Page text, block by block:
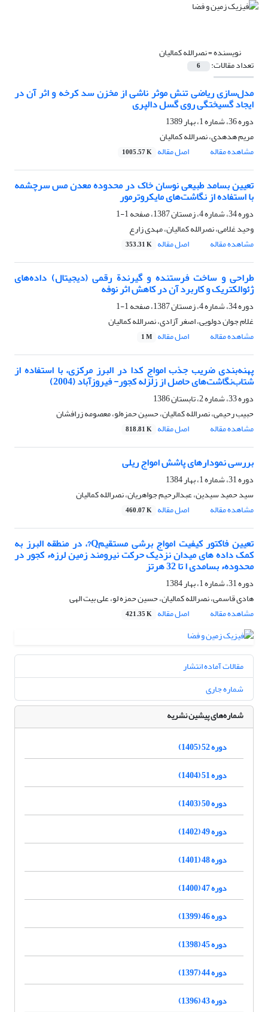
نویسنده =نصرالله کمالیان
تعداد مقالات: 6
مدل‌سازی ریاضی تنش موثر ناشی از مخزن سد کرخه و اثر آن در
ایجاد گسیختگی روی گسل دالپری
دوره 36، شماره 1، بهار 1389
مریم هدهدی، نصرالله کمالیان
مشاهده مقاله
اصل مقاله 1005.57 K
تعیین بسامد طبیعی نوسان خاک در محدوده معدن مس سرچشمه
با استفاده از نگاشت‌های مایکروترمور
دوره 34، شماره 4، زمستان 1387، صفحه
1-1
وحید غلامی، نصرالله کمالیان، مهدی زارع
مشاهده مقاله
اصل مقاله 353.31 K
طراحی و ساخت فرستنده و گیرندة رقمی (دیجیتال) داده‌های
ژئوالکتریک و کاربرد آن در کاهش اثر نوفه
دوره 34، شماره 4، زمستان 1387، صفحه
1-1
غلام جوان دولویی، اصغر آزادی، نصرالله کمالیان
مشاهده مقاله
اصل مقاله 1 M
پهنه‌بندی ضریب جذب امواج کدا در البرز مرکزی، با استفاده از
شتاب‌نگاشت‌های حاصل از زلزله کجور- فیروزآباد (2004)
دوره 33، شماره 2، تابستان 1386
حبیب رحیمی، نصرالله کمالیان، حسین حمزه‌لو، معصومه زرافشان
مشاهده مقاله
اصل مقاله 818.81 K
بررسی نمودارهای پاشش امواج ریلی
دوره 31، شماره 1، بهار 1384
سید حمید سیدین، عبدالرحیم جواهریان، نصرالله کمالیان
مشاهده مقاله
اصل مقاله 460.07 K
تعیین فاکتور کیفیت امواج برشی مستقیمQ?، در منطقه البرز به
کمک داده های میدان نزدیک حرکت نیرومند زمین لرزهء کجور در
محدودهء بسامدی ا تا 32 هرتز
دوره 31، شماره 1، بهار 1384
هادى قاسمى، نصرالله کمالیان، حسین حمزه لو، على بیت الهى
مشاهده مقاله
اصل مقاله 421.35 K
مقالات آماده انتشار
شماره جاری
شماره‌های پیشین نشریه
دوره 52 (1405)
دوره 51 (1404)
دوره 50 (1403)
دوره 49 (1402)
دوره 48 (1401)
دوره 47 (1400)
دوره 46 (1399)
دوره 45 (1398)
دوره 44 (1397)
دوره 43 (1396)